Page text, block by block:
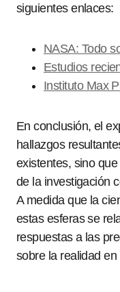
siguientes enlaces:
NASA: Todo
Estudios
Instituto Max
En conclusión, el
hallazgos
existentes, sino
de la investigación
A medida que la
estas esferas se
respuestas a las
sobre la realidad